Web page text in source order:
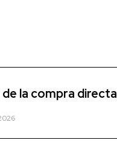
de la compra directa